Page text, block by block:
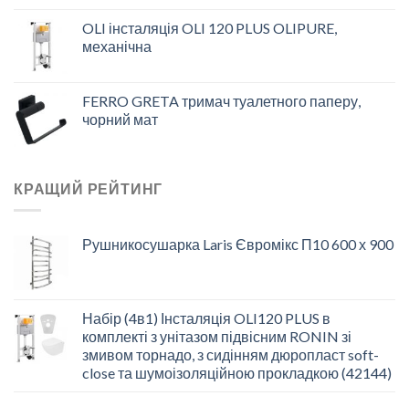
OLI інсталяція OLI 120 PLUS OLIPURE,
механічна
FERRO GRETA тримач туалетного паперу,
чорний мат
КРАЩИЙ РЕЙТИНГ
Рушникосушарка Laris Євромікс П10 600 х 900
Набір (4в1) Інсталяція OLI120 PLUS в
комплекті з унітазом підвісним RONIN зі
змивом торнадо, з сидінням дюропласт soft-
close та шумоізоляційною прокладкою (42144)